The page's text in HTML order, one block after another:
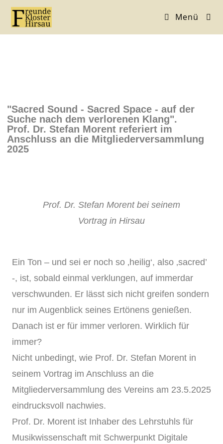
Menü
"Sacred Sound - Sacred Space - auf der
Suche nach dem verlorenen Klang".
Prof. Dr. Stefan Morent referiert im
Anschluss an die Mitgliederversammlung
2025
Prof. Dr. Stefan Morent bei seinem
Vortrag in Hirsau
Ein Ton – und sei er noch so ‚heilig‘, also ‚sacred’
-, ist, sobald einmal verklungen, auf immerdar
verschwunden. Er lässt sich nicht greifen sondern
nur im Augenblick seines Ertönens genießen.
Danach ist er für immer verloren. Wirklich für
immer?
Nicht unbedingt, wie Prof. Dr. Stefan Morent in
seinem Vortrag im Anschluss an die
Mitgliederversammlung des Vereins am 23.5.2025
eindrucksvoll nachwies.
Prof. Dr. Morent ist Inhaber des Lehrstuhls für
Musikwissenschaft mit Schwerpunkt Digitale